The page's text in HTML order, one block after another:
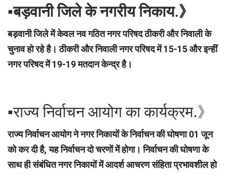
▪︎बड़वानी जिले के नगरीय निकाय.》
बड़वानी जिले में केवल नव गठित नगर परिषद ठीकरी और निवाली के
चुनाव हो रहे है। ठीकरी और निवाली नगर परिषद में 15-15 और इन्हीं
नगर परिषद में 19-19 मतदान केन्द्र है।
▪︎राज्य निर्वाचन आयोग का कार्यक्रम.》
राज्य निर्वाचन आयोग ने नगर निकायों के निर्वाचन की घोषणा 01 जून
को कर दी है, यह निर्वाचन दो चरणों में होगा। निर्वाचन की घोषणा के
साथ ही संबंधित नगर निकायों में आदर्श आचरण संहिता प्रभावशील हो